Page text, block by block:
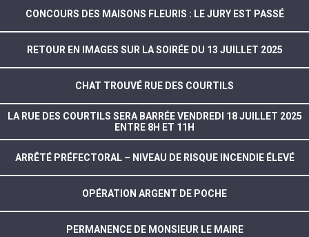
CONCOURS DES MAISONS FLEURIS : LE JURY EST PASSÉ
RETOUR EN IMAGES SUR LA SOIRÉE DU 13 JUILLET 2025
CHAT TROUVÉ RUE DES COURTILS
LA RUE DES COURTILS SERA BARRÉE VENDREDI 18 JUILLET 2025
ENTRE 8H ET 11H
ARRÊTÉ PRÉFECTORAL – NIVEAU DE RISQUE INCENDIE ÉLEVÉ
OPÉRATION ARGENT DE POCHE
PERMANENCE DE MONSIEUR LE MAIRE